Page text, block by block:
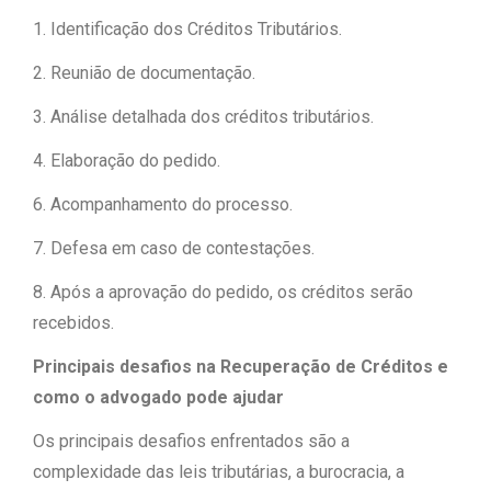
1. Identificação dos Créditos Tributários.
2. Reunião de documentação.
3. Análise detalhada dos créditos tributários.
4. Elaboração do pedido.
6. Acompanhamento do processo.
7. Defesa em caso de contestações.
8. Após a aprovação do pedido, os créditos serão
recebidos.
Principais desafios na Recuperação de Créditos e
como o advogado pode ajudar
Os principais desafios enfrentados são a
complexidade das leis tributárias, a burocracia, a